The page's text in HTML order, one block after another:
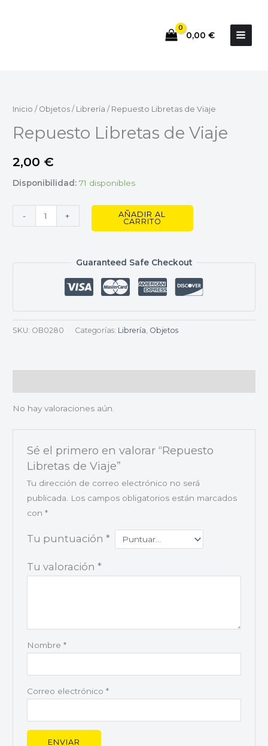
0,00 €
Inicio / Objetos / Librería / Repuesto Libretas de Viaje
Repuesto Libretas de Viaje
2,00 €
Disponibilidad: 71 disponibles
-
de
cantidad
+
AÑADIR AL
CARRITO
Guaranteed Safe Checkout
SKU: OB0280 Categorías: Librería, Objetos
No hay valoraciones aún.
Sé el primero en valorar “Repuesto
Libretas de Viaje”
Tu dirección de correo electrónico no será
publicada.
Los campos obligatorios están marcados
con *
Tu puntuación *
Tu valoración *
Nombre *
Correo electrónico *